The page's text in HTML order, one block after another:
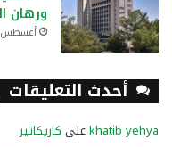
ورهان
أغسطس 8, 2026
أحدث التعليقات
khatib yehyaعلى كاريكاتير